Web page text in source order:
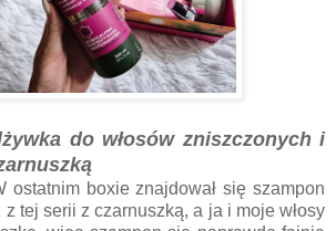
do włosów zniszczonych i
ostatnim boxie znajdował się szampon
z tej serii z czarnuszką, a ja i moje włosy